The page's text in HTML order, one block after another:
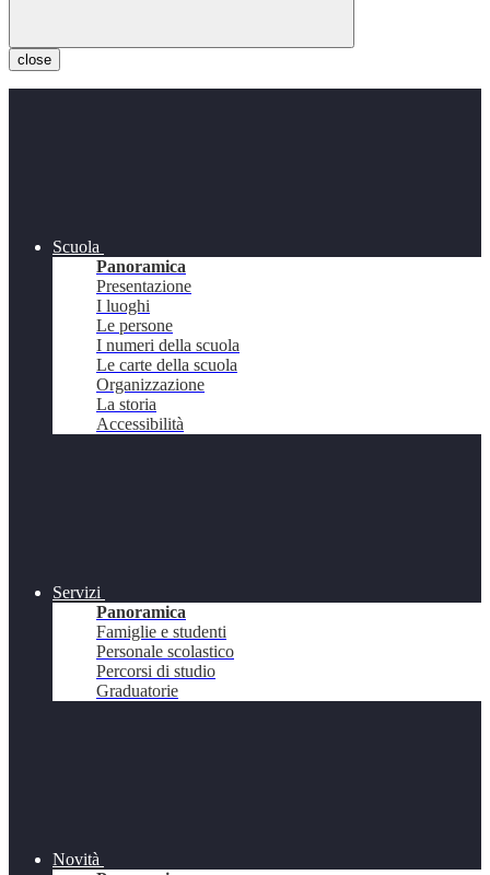
close
Scuola
Panoramica
Presentazione
I luoghi
Le persone
I numeri della scuola
Le carte della scuola
Organizzazione
La storia
Accessibilità
Servizi
Panoramica
Famiglie e studenti
Personale scolastico
Percorsi di studio
Graduatorie
Novità